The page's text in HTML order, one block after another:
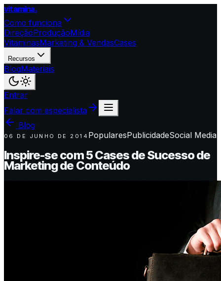
vitamina.
Como funciona
DireçãoProduçãoMídia
VitaminasMarketing & VendasCases
Recursos
BlogMateriais
Entrar
Falar com especialista
Blog
06 DE JUNHO DE 2014 PopularesPublicidadeSocial Media
Inspire-se com 5 Cases de Sucesso de
Marketing de Conteúdo